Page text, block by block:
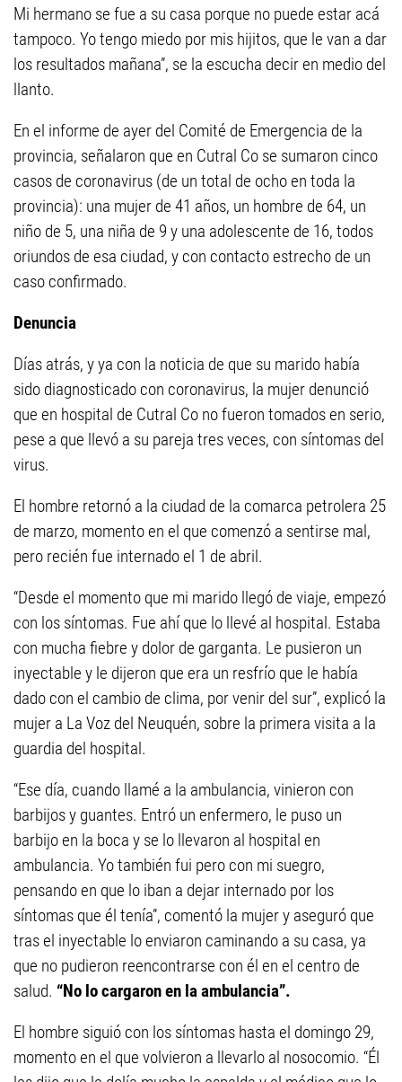
Mi hermano se fue a su casa porque no puede estar acá
tampoco. Yo tengo miedo por mis hijitos, que le van a dar
los resultados mañana”, se la escucha decir en medio del
llanto.
En el informe de ayer del Comité de Emergencia de la
provincia, señalaron que en Cutral Co se sumaron cinco
casos de coronavirus (de un total de ocho en toda la
provincia): una mujer de 41 años, un hombre de 64, un
niño de 5, una niña de 9 y una adolescente de 16, todos
oriundos de esa ciudad, y con contacto estrecho de un
caso confirmado.
Denuncia
Días atrás, y ya con la noticia de que su marido había
sido diagnosticado con coronavirus, la mujer denunció
que en hospital de Cutral Co no fueron tomados en serio,
pese a que llevó a su pareja tres veces, con síntomas del
virus.
El hombre retornó a la ciudad de la comarca petrolera 25
de marzo, momento en el que comenzó a sentirse mal,
pero recién fue internado el 1 de abril.
“Desde el momento que mi marido llegó de viaje, empezó
con los síntomas. Fue ahí que lo llevé al hospital. Estaba
con mucha fiebre y dolor de garganta. Le pusieron un
inyectable y le dijeron que era un resfrío que le había
dado con el cambio de clima, por venir del sur”, explicó la
mujer a La Voz del Neuquén, sobre la primera visita a la
guardia del hospital.
“Ese día, cuando llamé a la ambulancia, vinieron con
barbijos y guantes. Entró un enfermero, le puso un
barbijo en la boca y se lo llevaron al hospital en
ambulancia. Yo también fui pero con mi suegro,
pensando en que lo iban a dejar internado por los
síntomas que él tenía”, comentó la mujer y aseguró que
tras el inyectable lo enviaron caminando a su casa, ya
que no pudieron reencontrarse con él en el centro de
salud. “No lo cargaron en la ambulancia”.
El hombre siguió con los síntomas hasta el domingo 29,
momento en el que volvieron a llevarlo al nosocomio. “Él